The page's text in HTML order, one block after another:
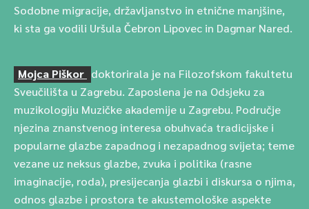
Sodobne migracije, državljanstvo in etnične manjšine,
ki sta ga vodili Uršula Čebron Lipovec in Dagmar Nared.
Mojca Piškor doktorirala je na Filozofskom fakultetu
Sveučilišta u Zagrebu. Zaposlena je na Odsjeku za
muzikologiju Muzičke akademije u Zagrebu. Područje
njezina znanstvenog interesa obuhvaća tradicijske i
popularne glazbe zapadnog i nezapadnog svijeta; teme
vezane uz neksus glazbe, zvuka i politika (rasne
imaginacije, roda), presijecanja glazbi i diskursa o njima,
odnos glazbe i prostora te akustemološke aspekte